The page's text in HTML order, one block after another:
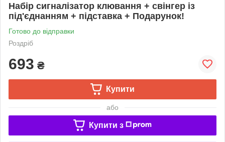
Набір сигналізатор клювання + свінгер із
під'єднанням + підставка + Подарунок!
Готово до відправки
Роздріб
693 ₴
Купити
або
Купити з